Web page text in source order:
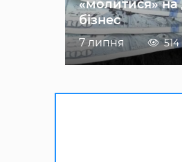
«молитися» на
бізнес
7 липня 514